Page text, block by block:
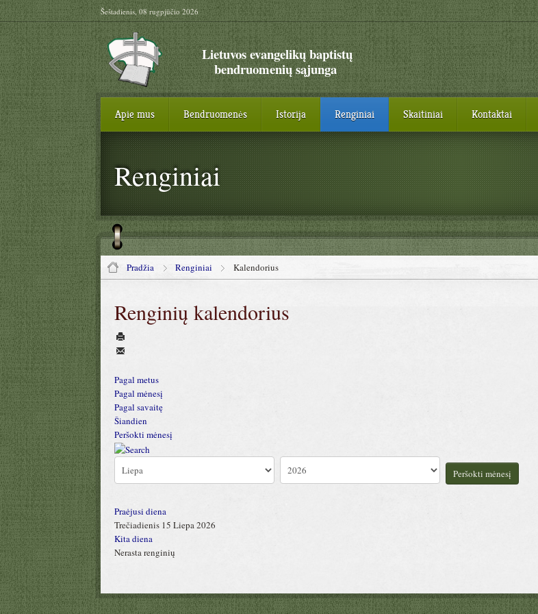
Šeštadienis, 08 rugpjūčio 2026
Lietuvos evangelikų baptistų
bendruomenių sąjunga
Apie mus Bendruomenės Istorija Renginiai Skaitiniai Kontaktai
Renginiai
Pradžia Renginiai Kalendorius
Renginių kalendorius
Pagal metus
Pagal mėnesį
Pagal savaitę
Šiandien
Peršokti mėnesį
Peršokti mėnesį
Praėjusi diena
Trečiadienis 15 Liepa 2026
Kita diena
Nerasta renginių